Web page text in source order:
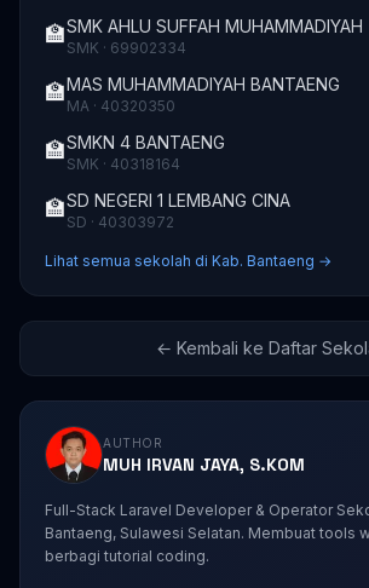
🏫SMK AHLU SUFFAH MUHAMMADIYAH
SMK · 69902334
🏫MAS MUHAMMADIYAH BANTAENG
MA · 40320350
🏫SMKN 4 BANTAENG
SMK · 40318164
🏫SD NEGERI 1 LEMBANG CINA
SD · 40303972
Lihat semua sekolah di Kab. Bantaeng →
← Kembali ke Daftar
AUTHOR
MUH IRVAN JAYA, S.KOM
Full-Stack Laravel Developer & Operator
Bantaeng, Sulawesi Selatan. Membuat tools
berbagi tutorial coding.